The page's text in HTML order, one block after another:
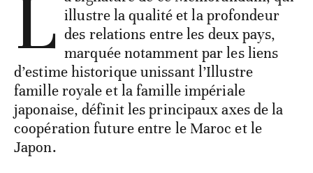
L illustre la qualité et la profondeur
des relations entre les deux pays,
marquée notamment par les liens
d’estime historique unissant l’Illustre
famille royale et la famille impériale
japonaise, définit les principaux axes de la
coopération future entre le Maroc et le
Japon.